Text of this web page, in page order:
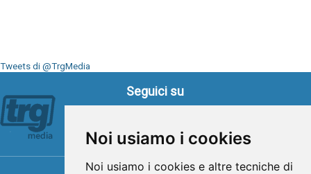
Noi usiamo i cookies
Noi usiamo i cookies e altre tecniche di
Tweets di @TrgMedia
Seguici su